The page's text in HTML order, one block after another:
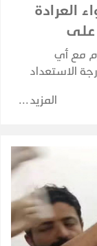
العرادة
على
مع أي
الاستعداد
الحوثية.
المزيد